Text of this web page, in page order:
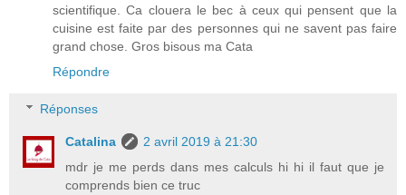
scientifique. Ca clouera le bec à ceux qui pensent que la
cuisine est faite par des personnes qui ne savent pas faire
grand chose. Gros bisous ma Cata
Répondre
Réponses
Catalina
2 avril 2019 à 21:30
mdr je me perds dans mes calculs hi hi il faut que je
comprends bien ce truc